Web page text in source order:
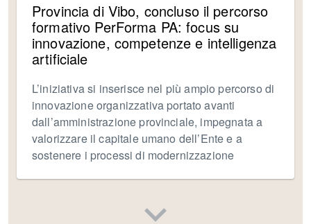
Provincia di Vibo, concluso il percorso
formativo PerForma PA: focus su
innovazione, competenze e intelligenza
artificiale
L’iniziativa si inserisce nel più ampio percorso di
innovazione organizzativa portato avanti
dall’amministrazione provinciale, impegnata a
valorizzare il capitale umano dell’Ente e a
sostenere i processi di modernizzazione